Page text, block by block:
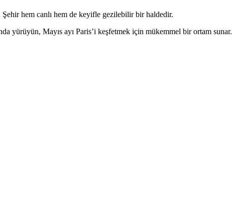
hem canlı hem de keyifle gezilebilir bir haldedir.
yürüyün, Mayıs ayı Paris’i keşfetmek için mükemmel bir ortam sunar.